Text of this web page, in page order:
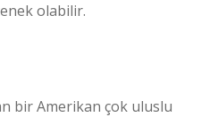
olabilir.
bir Amerikan çok uluslu